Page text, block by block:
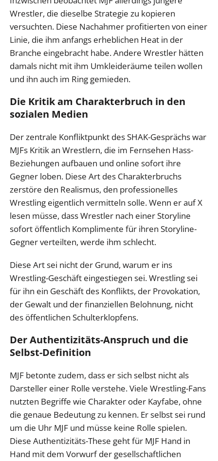
Wrestler, die dieselbe Strategie zu kopieren
versuchten. Diese Nachahmer profitierten von einer
Linie, die ihm anfangs erheblichen Heat in der
Branche eingebracht habe. Andere Wrestler hätten
damals nicht mit ihm Umkleideräume teilen wollen
und ihn auch im Ring gemieden.
Die Kritik am Charakterbruch in den
sozialen Medien
Der zentrale Konfliktpunkt des SHAK-Gesprächs war
MJFs Kritik an Wrestlern, die im Fernsehen Hass-
Beziehungen aufbauen und online sofort ihre
Gegner loben. Diese Art des Charakterbruchs
zerstöre den Realismus, den professionelles
Wrestling eigentlich vermitteln solle. Wenn er auf X
lesen müsse, dass Wrestler nach einer Storyline
sofort öffentlich Komplimente für ihren Storyline-
Gegner verteilten, werde ihm schlecht.
Diese Art sei nicht der Grund, warum er ins
Wrestling-Geschäft eingestiegen sei. Wrestling sei
für ihn ein Geschäft des Konflikts, der Provokation,
der Gewalt und der finanziellen Belohnung, nicht
des öffentlichen Schulterklopfens.
Der Authentizitäts-Anspruch und die
Selbst-Definition
MJF betonte zudem, dass er sich selbst nicht als
Darsteller einer Rolle verstehe. Viele Wrestling-Fans
nutzten Begriffe wie Charakter oder Kayfabe, ohne
die genaue Bedeutung zu kennen. Er selbst sei rund
um die Uhr MJF und müsse keine Rolle spielen.
Diese Authentizitäts-These geht für MJF Hand in
Hand mit dem Vorwurf der gesellschaftlichen